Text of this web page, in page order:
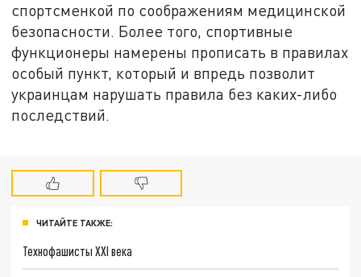
спортсменкой по соображениям медицинской
безопасности. Более того, спортивные
функционеры намерены прописать в правилах
особый пункт, который и впредь позволит
украинцам нарушать правила без каких-либо
последствий.
ЧИТАЙТЕ ТАКЖЕ:
Технофашисты XXI века